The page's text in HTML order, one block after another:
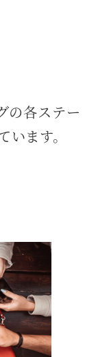
の各ステー
ます。